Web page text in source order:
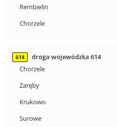
Rembielin
Chorzele
614
droga wojewódzka 614
Chorzele
Zaręby
Krukowo
Surowe